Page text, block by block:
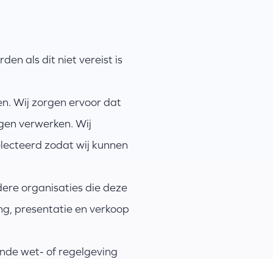
als dit niet vereist is
Wij zorgen ervoor dat
verwerken. Wij
zodat wij kunnen
organisaties die deze
presentatie en verkoop
wet- of regelgeving